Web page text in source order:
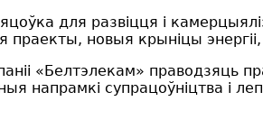
для развіцця і
праекты, новыя крыніцы
«Белтэлекам»
напрамкі супрацоўніцтва і